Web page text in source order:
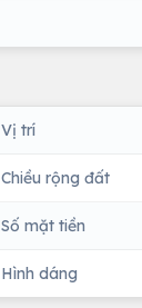
Vị trí
Chiều rộng đất
Số mặt tiền
Hình dáng